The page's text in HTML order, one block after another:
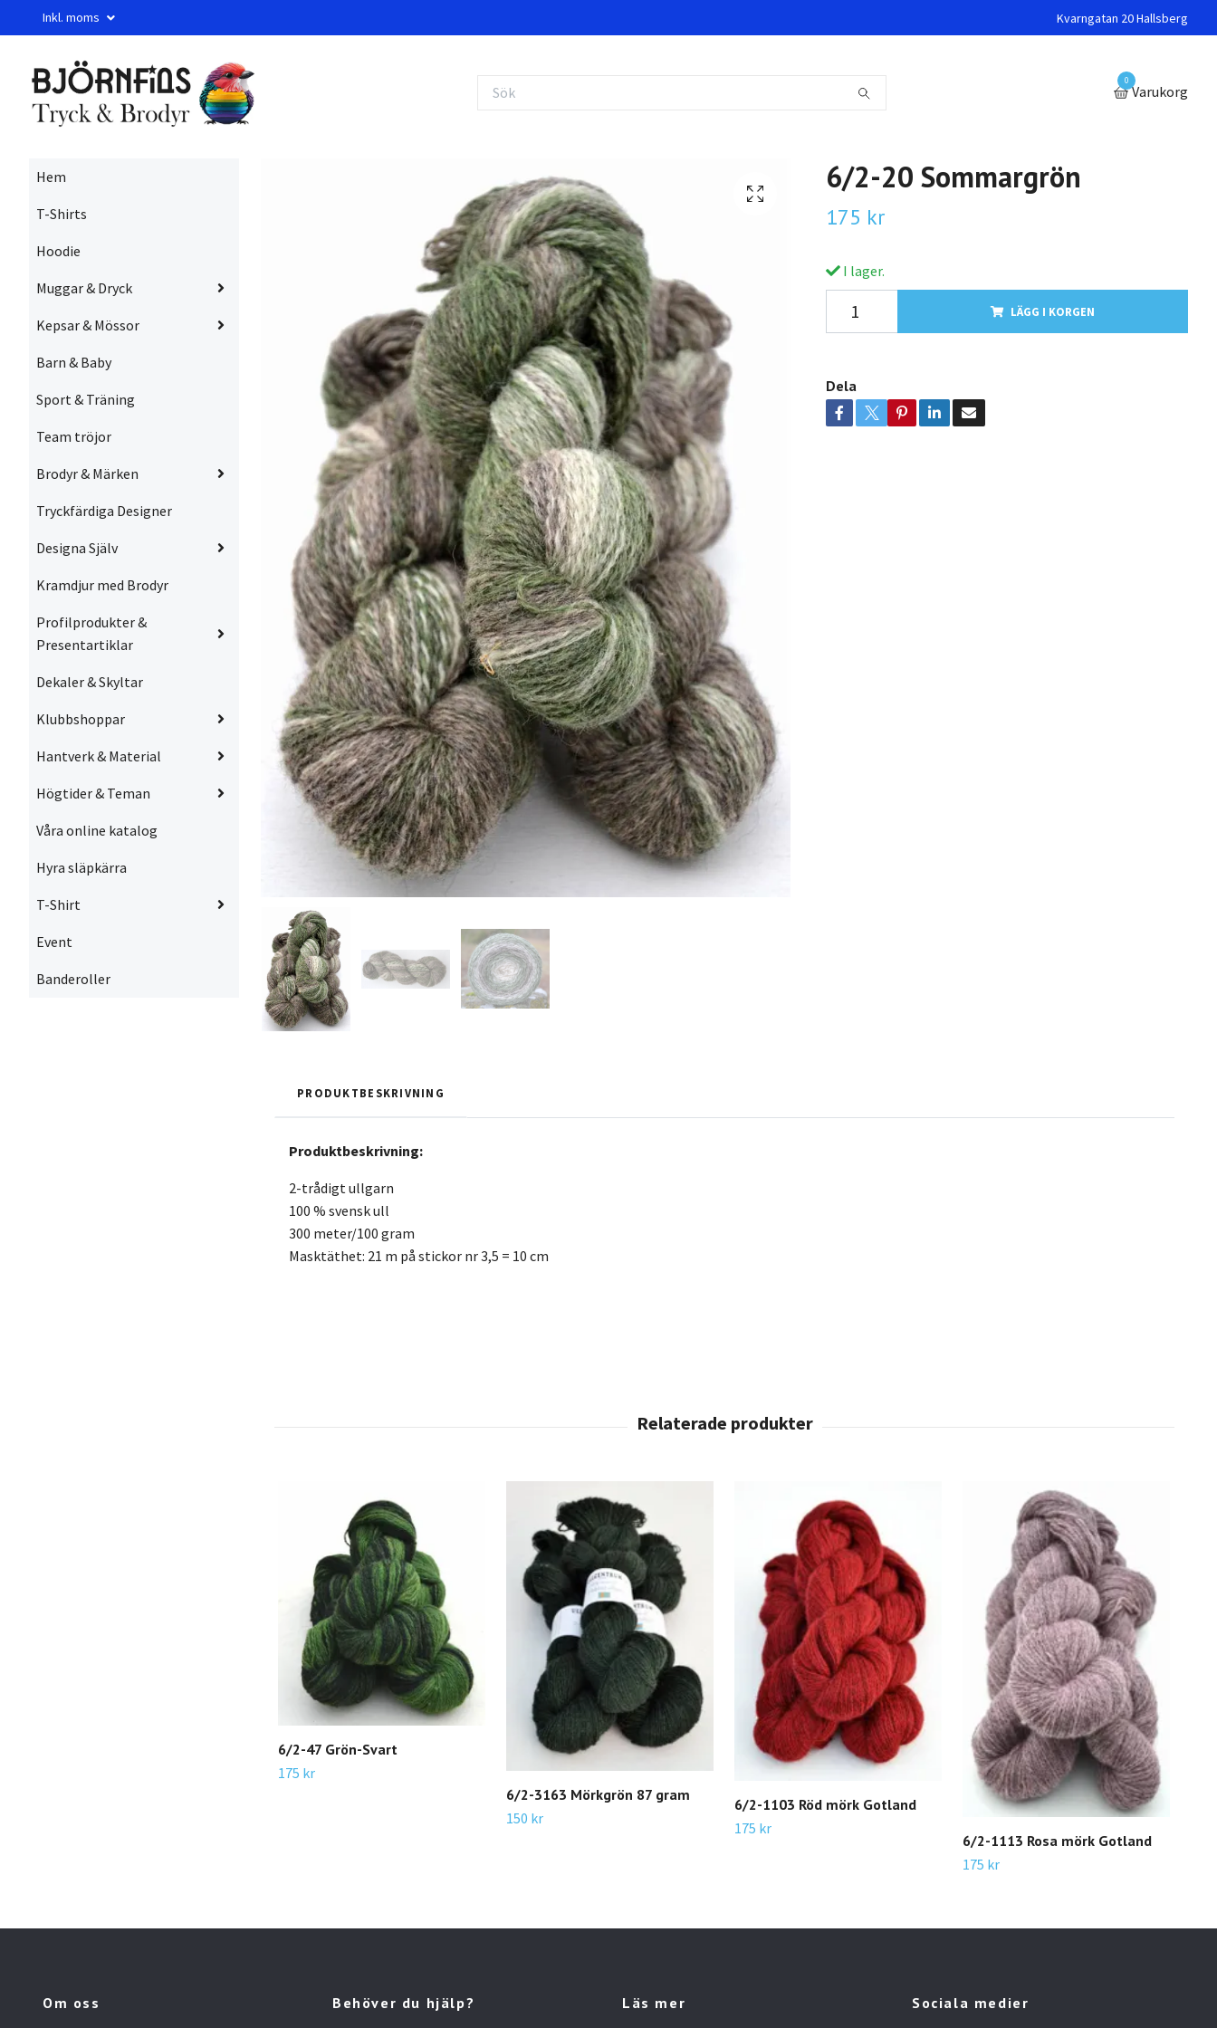
Inkl. moms Kvarngatan 20 Hallsberg
0
Varukorg
Hem
T-Shirts
Hoodie
Muggar & Dryck
Kepsar & Mössor
Barn & Baby
Sport & Träning
Team tröjor
Brodyr & Märken
Tryckfärdiga Designer
Designa Själv
Kramdjur med Brodyr
Profilprodukter &
Presentartiklar
Dekaler & Skyltar
Klubbshoppar
Hantverk & Material
Högtider & Teman
Våra online katalog
Hyra släpkärra
T-Shirt
Event
Banderoller
6/2-20 Sommargrön
175 kr
I lager.
LÄGG I KORGEN
Dela
PRODUKTBESKRIVNING
Produktbeskrivning:
2-trådigt ullgarn
100 % svensk ull
300 meter/100 gram
Masktäthet: 21 m på stickor nr 3,5 = 10 cm
6/2-47 Grön-Svart
175 kr
6/2-3163 Mörkgrön 87 gram
150 kr
6/2-1103 Röd mörk Gotland
175 kr
6/2-1113 Rosa mörk Gotland
175 kr
Om oss Behöver du hjälp? Läs mer Sociala medier